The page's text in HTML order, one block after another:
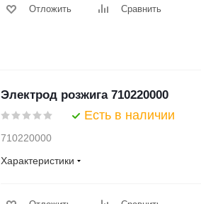
Отложить Сравнить
Электрод розжига 710220000
Есть в наличии
710220000
Характеристики